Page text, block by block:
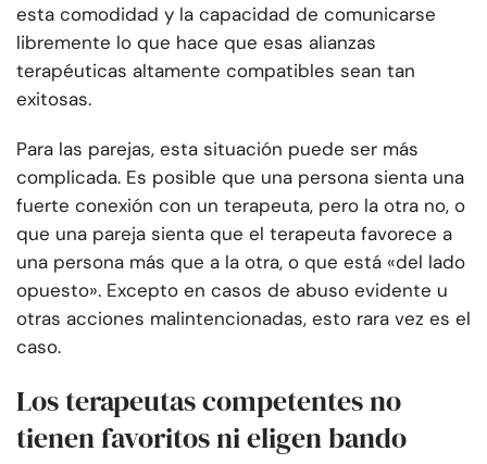
esta comodidad y la capacidad de comunicarse
libremente lo que hace que esas alianzas
terapéuticas altamente compatibles sean tan
exitosas.
Para las parejas, esta situación puede ser más
complicada. Es posible que una persona sienta una
fuerte conexión con un terapeuta, pero la otra no, o
que una pareja sienta que el terapeuta favorece a
una persona más que a la otra, o que está «del lado
opuesto». Excepto en casos de abuso evidente u
otras acciones malintencionadas, esto rara vez es el
caso.
Los terapeutas competentes no
tienen favoritos ni eligen bando